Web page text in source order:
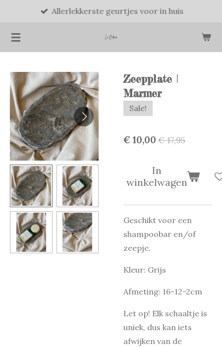
naar
de
Allerlekkerste geurtjes voor in huis
Zeepplate |
Marmer
Sale!
€ 10,00 € 17,95
In
winkelwagen
Geschikt voor een
shampoobar en/of
zeepje.
Kleur: Grijs
Afmeting: 16-12-2cm
Let op! Elk schaaltje is
uniek, dus kan iets
afwijken van de